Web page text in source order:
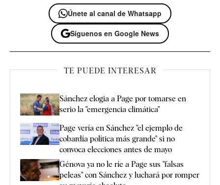
Únete al canal de Whatsapp
Síguenos en Google News
TE PUEDE INTERESAR
Sánchez elogia a Page por tomarse en
serio la "emergencia climática"
Page vería en Sánchez "el ejemplo de
cobardía política más grande" si no
convoca elecciones antes de mayo
Génova ya no le ríe a Page sus "falsas
peleas" con Sánchez y luchará por romper